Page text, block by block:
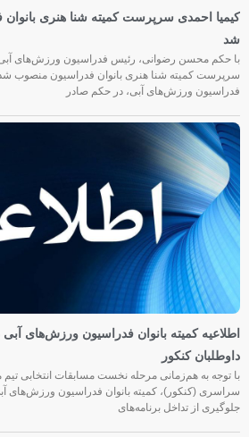
کیمیا احمدی سرپرست کمیته شنا هنری
شد
با حکم محسن رضوانی، رئیس فدراسیون ورزش‌های آبی،
سرپرست کمیته شنا هنری بانوان فدراسیون منصوب
فدراسیون ورزش‌های آبی، در حکم صادر
اطلاعیه کمیته بانوان فدراسیون ورزش‌های آبی
داوطلبان کنکور
با توجه به هم‌زمانی مرحله نخست مسابقات انتخابی تیم
سراسری (کنکور)، کمیته بانوان فدراسیون ورزش‌های آبی
جلوگیری از تداخل برنامه‌های